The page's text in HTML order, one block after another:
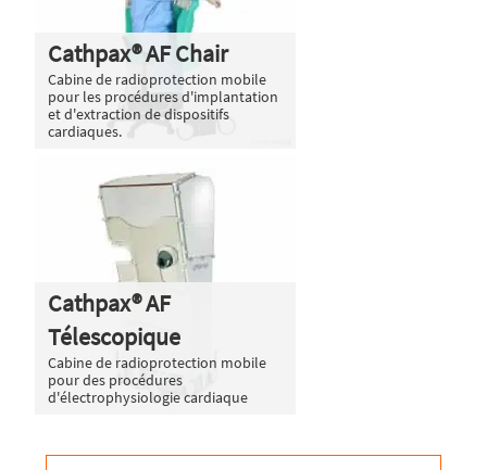
Cathpax® AF Chair
Cabine de radioprotection mobile
pour les procédures d'implantation
et d'extraction de dispositifs
cardiaques.
Cathpax® AF
Télescopique
Cabine de radioprotection mobile
pour des procédures
d'électrophysiologie cardiaque